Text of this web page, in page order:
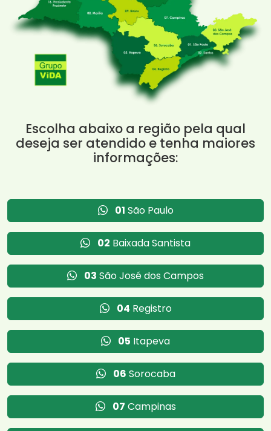
Escolha abaixo a região pela qual
deseja ser atendido e tenha maiores
informações:
01 São Paulo
02 Baixada Santista
03 São José dos Campos
04 Registro
05 Itapeva
06 Sorocaba
07 Campinas